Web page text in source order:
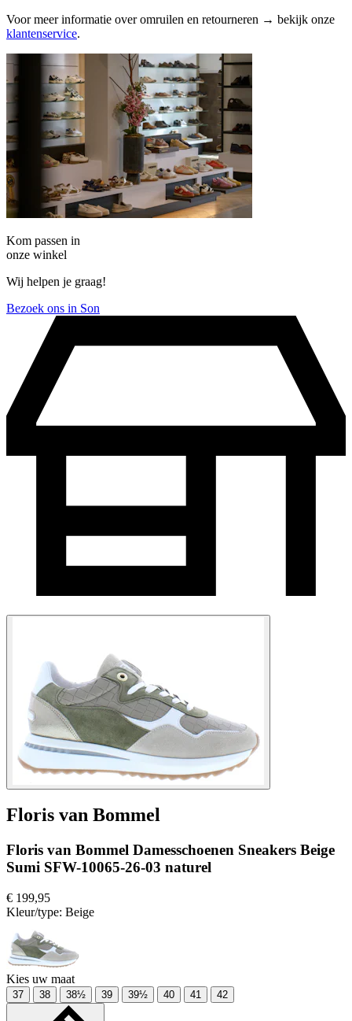
Voor meer informatie over omruilen en retourneren → bekijk onze
klantenservice.
Kom passen in
onze winkel
Wij helpen je graag!
Bezoek ons in Son
Floris van Bommel
Floris van Bommel Damesschoenen Sneakers Beige
Sumi SFW-10065-26-03 naturel
€ 199,95
Kleur/type: Beige
Kies uw maat
37 38 38½ 39 39½ 40 41 42